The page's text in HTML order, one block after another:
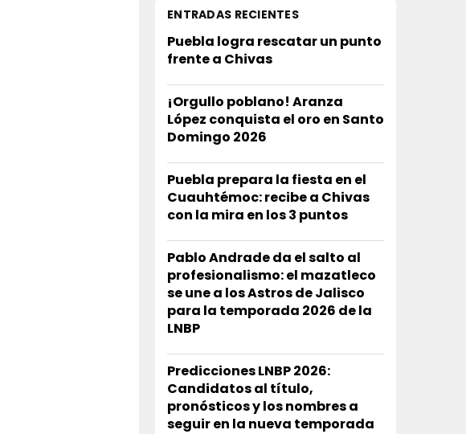
ENTRADAS RECIENTES
Puebla logra rescatar un punto
frente a Chivas
¡Orgullo poblano! Aranza
López conquista el oro en Santo
Domingo 2026
Puebla prepara la fiesta en el
Cuauhtémoc: recibe a Chivas
con la mira en los 3 puntos
Pablo Andrade da el salto al
profesionalismo: el mazatleco
se une a los Astros de Jalisco
para la temporada 2026 de la
LNBP
Predicciones LNBP 2026:
Candidatos al título,
pronósticos y los nombres a
seguir en la nueva temporada